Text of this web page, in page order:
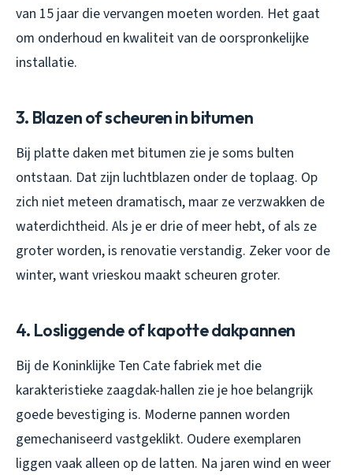
van 15 jaar die vervangen moeten worden. Het gaat
om onderhoud en kwaliteit van de oorspronkelijke
installatie.
3. Blazen of scheuren in bitumen
Bij platte daken met bitumen zie je soms bulten
ontstaan. Dat zijn luchtblazen onder de toplaag. Op
zich niet meteen dramatisch, maar ze verzwakken de
waterdichtheid. Als je er drie of meer hebt, of als ze
groter worden, is renovatie verstandig. Zeker voor de
winter, want vrieskou maakt scheuren groter.
4. Losliggende of kapotte dakpannen
Bij de Koninklijke Ten Cate fabriek met die
karakteristieke zaagdak-hallen zie je hoe belangrijk
goede bevestiging is. Moderne pannen worden
gemechaniseerd vastgeklikt. Oudere exemplaren
liggen vaak alleen op de latten. Na jaren wind en weer